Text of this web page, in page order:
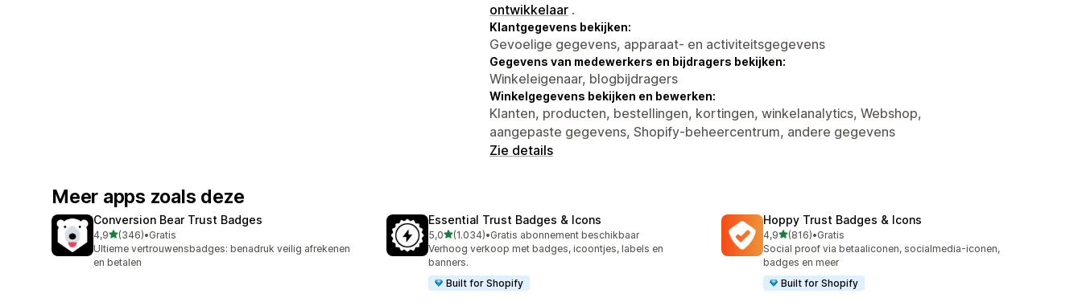
ontwikkelaar .
Klantgegevens bekijken:
Gevoelige gegevens, apparaat- en activiteitsgegevens
Gegevens van medewerkers en bijdragers bekijken:
Winkeleigenaar, blogbijdragers
Winkelgegevens bekijken en bewerken:
Klanten, producten, bestellingen, kortingen, winkelanalytics, Webshop,
aangepaste gegevens, Shopify-beheercentrum, andere gegevens
Zie details
Meer apps zoals deze
Conversion Bear Trust Badges
4,9van 5 sterren
(346)
346 recensies in totaal
•Gratis
Ultieme vertrouwensbadges: benadruk veilig afrekenen
en betalen
Essential Trust Badges & Icons
5,0van 5 sterren
(1.034)
1034 recensies in totaal
•Gratis abonnement beschikbaar
Verhoog verkoop met badges, icoontjes, labels en
banners.
Built for Shopify
Hoppy Trust Badges & Icons
4,9van 5 sterren
(816)
816 recensies in totaal
•Gratis
Social proof via betaaliconen, socialmedia-iconen,
badges en meer
Built for Shopify